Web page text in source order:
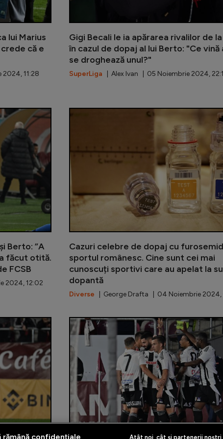
lui Marius
că e
11:28
Gigi Becali le ia apărarea rivalilor de
în cazul de dopaj al lui Berto: "Ce vină
se droghează unul?"
SuperLiga | Alex Ivan | 05 Noiembrie 2024,
Berto: ”A
făcut otită.
FCSB
2024, 12:02
Cazuri celebre de dopaj cu
sportul românesc. Cine sunt cei mai
cunoscuți sportivi care au apelat la
dopantă
Diverse | George Drafta | 04 Noiembrie 2024,
rămână confidențiale Atât noi, cât și partenerii